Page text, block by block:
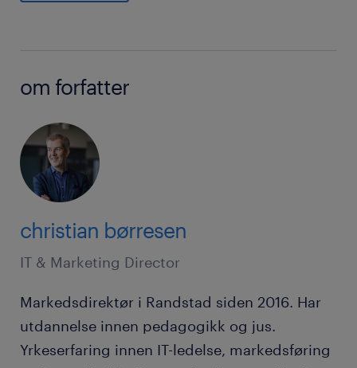
om forfatter
christian børresen
IT & Marketing Director
Markedsdirektør i Randstad siden 2016. Har
utdannelse innen pedagogikk og jus.
Yrkeserfaring innen IT-ledelse, markedsføring